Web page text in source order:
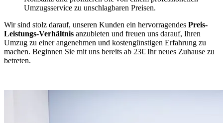
Umzugsservice zu unschlagbaren Preisen.
Wir sind stolz darauf, unseren Kunden ein hervorragendes Preis-
Leistungs-Verhältnis anzubieten und freuen uns darauf, Ihren
Umzug zu einer angenehmen und kostengünstigen Erfahrung zu
machen. Beginnen Sie mit uns bereits ab 23€ Ihr neues Zuhause zu
betreten.